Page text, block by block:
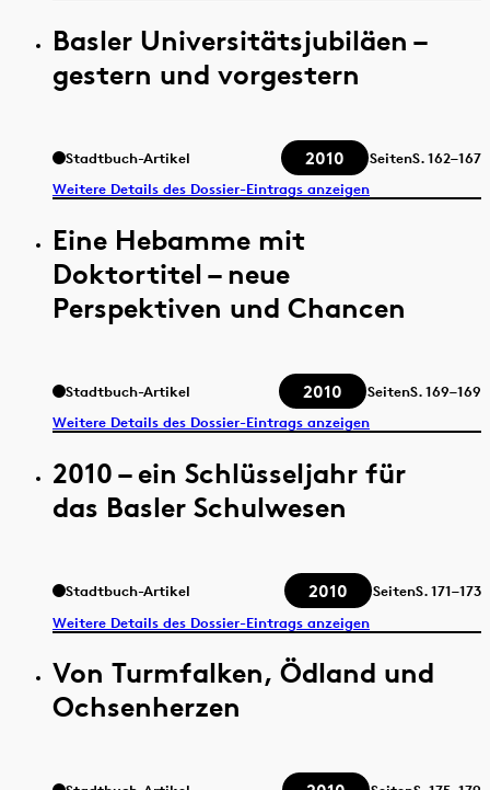
Basler Universitätsjubiläen –
gestern und vorgestern
Stadtbuch-Artikel 2010 SeitenS.162–167
Weitere Details des Dossier-Eintrags anzeigen
Eine Hebamme mit
Doktortitel – neue
Perspektiven und Chancen
Stadtbuch-Artikel 2010 SeitenS.169–169
Weitere Details des Dossier-Eintrags anzeigen
2010 – ein Schlüsseljahr für
das Basler Schulwesen
Stadtbuch-Artikel 2010 SeitenS.171–173
Weitere Details des Dossier-Eintrags anzeigen
Von Turmfalken, Ödland und
Ochsenherzen